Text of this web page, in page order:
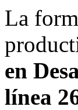
La
en
línea